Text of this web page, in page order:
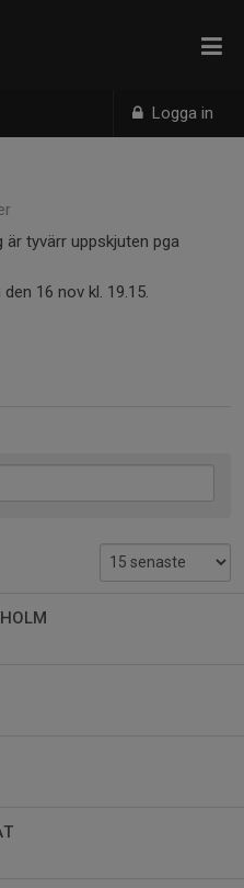
Logga in
tyvärr uppskjuten pga
16 nov kl. 19.15.